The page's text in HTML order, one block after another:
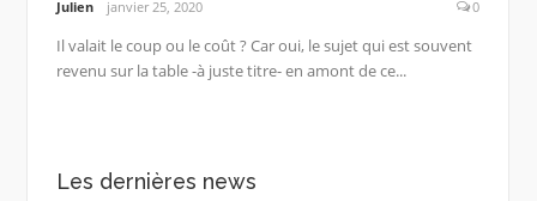
Julien janvier 25, 2020 0
Il valait le coup ou le coût ? Car oui, le sujet qui est souvent
revenu sur la table -à juste titre- en amont de ce...
Les dernières news